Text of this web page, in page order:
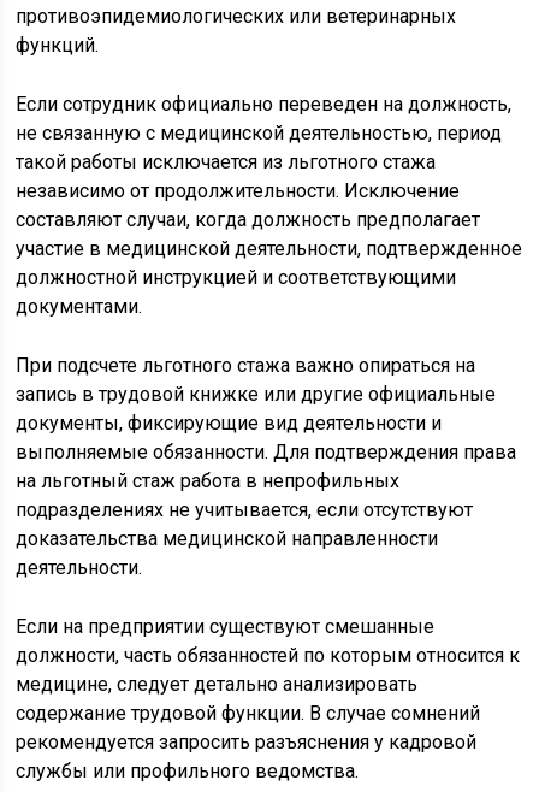
противоэпидемиологических или ветеринарных
функций.
Если сотрудник официально переведен на должность,
не связанную с медицинской деятельностью, период
такой работы исключается из льготного стажа
независимо от продолжительности. Исключение
составляют случаи, когда должность предполагает
участие в медицинской деятельности, подтвержденное
должностной инструкцией и соответствующими
документами.
При подсчете льготного стажа важно опираться на
запись в трудовой книжке или другие официальные
документы, фиксирующие вид деятельности и
выполняемые обязанности. Для подтверждения права
на льготный стаж работа в непрофильных
подразделениях не учитывается, если отсутствуют
доказательства медицинской направленности
деятельности.
Если на предприятии существуют смешанные
должности, часть обязанностей по которым относится к
медицине, следует детально анализировать
содержание трудовой функции. В случае сомнений
рекомендуется запросить разъяснения у кадровой
службы или профильного ведомства.